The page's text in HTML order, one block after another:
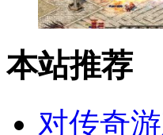
本站推荐
对传奇